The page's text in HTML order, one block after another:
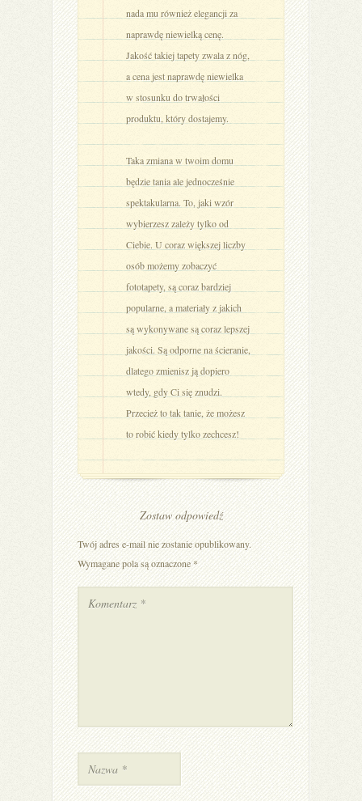
nada mu również elegancji za
naprawdę niewielką cenę.
Jakość takiej tapety zwala z nóg,
a cena jest naprawdę niewielka
w stosunku do trwałości
produktu, który dostajemy.
Taka zmiana w twoim domu
będzie tania ale jednocześnie
spektakularna. To, jaki wzór
wybierzesz zależy tylko od
Ciebie. U coraz większej liczby
osób możemy zobaczyć
fototapety, są coraz bardziej
popularne, a materiały z jakich
są wykonywane są coraz lepszej
jakości. Są odporne na ścieranie,
dlatego zmienisz ją dopiero
wtedy, gdy Ci się znudzi.
Przecież to tak tanie, że możesz
to robić kiedy tylko zechcesz!
Zostaw odpowiedź
Twój adres e-mail nie zostanie opublikowany.
Wymagane pola są oznaczone*